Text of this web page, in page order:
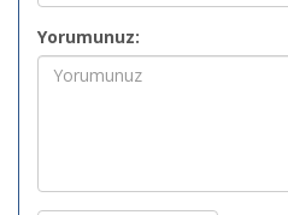
Yorumunuz: